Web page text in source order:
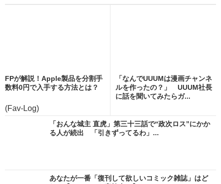
FPが解説！Apple製品を分割手
数料0円で入手する方法とは？
(Fav-Log)
「なんでUUUMは漫画チャンネ
ルを作ったの？」 UUUM社長
に話を聞いてみたらガ...
「おんな城主 直虎」第三十三話で“政次ロス”にかか
る人が続出 「引きずってるわ」...
あなたが一番「復刊して欲しいコミック雑誌」はど